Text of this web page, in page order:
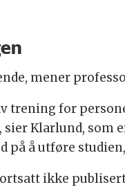
mener
trening for
sier Klarlund,
på å utføre
ikke